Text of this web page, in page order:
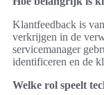
Klantfeedback is
verkrijgen in de
servicemanager
identificeren en de
Welke rol speelt